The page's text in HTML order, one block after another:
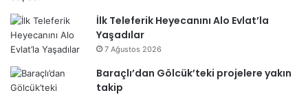
İlk Teleferik Heyecanını Alo Evlat’la
Yaşadılar
7 Ağustos 2026
Baraçlı’dan Gölcük’teki projelere yakın
takip